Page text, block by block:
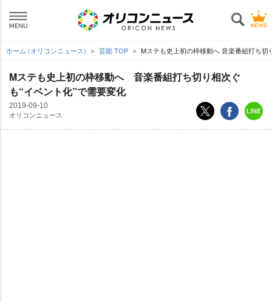
ホーム (オリコンニュース) 芸能 TOP Mステも史上初の枠移動へ 音楽番組打ち切
Mステも史上初の枠移動へ 音楽番組打ち切り相次ぐ
も“イベント化”で需要変化
2019-09-10
オリコンニュース